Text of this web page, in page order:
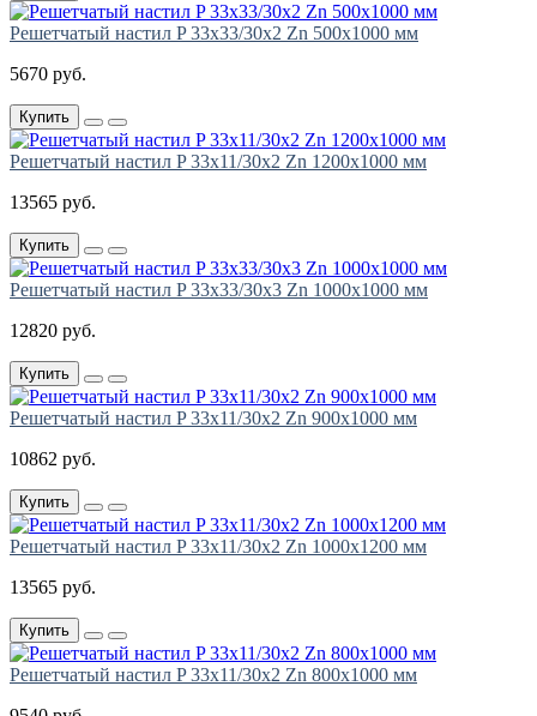
Решетчатый настил P 33х33/30х2 Zn 500х1000 мм
5670 руб.
Купить
Решетчатый настил P 33х11/30х2 Zn 1200х1000 мм
13565 руб.
Купить
Решетчатый настил P 33х33/30х3 Zn 1000х1000 мм
12820 руб.
Купить
Решетчатый настил P 33х11/30х2 Zn 900х1000 мм
10862 руб.
Купить
Решетчатый настил P 33х11/30х2 Zn 1000х1200 мм
13565 руб.
Купить
Решетчатый настил P 33х11/30х2 Zn 800х1000 мм